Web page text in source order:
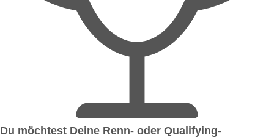
Du möchtest Deine Renn- oder Qualifying-